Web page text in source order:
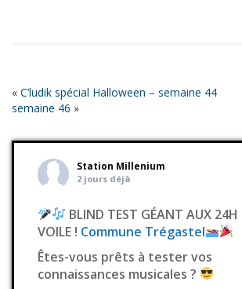
« C’ludik spécial Halloween – semaine 44
semaine 46 »
Station Millenium
2 jours déjà
BLIND TEST GÉANT AUX 24H
VOILE ! Commune Trégastel
Êtes-vous prêts à tester vos
connaissances musicales ?